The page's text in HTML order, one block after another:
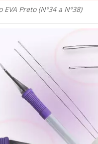
Preto (Nº34 a Nº38)